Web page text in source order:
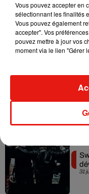
6
Il
31
Vous pouvez accepter en
sélectionnant les finalités
Vous pouvez également
accepter". Vos
pouvez mettre à jour vos
moment via le lien "Gérer